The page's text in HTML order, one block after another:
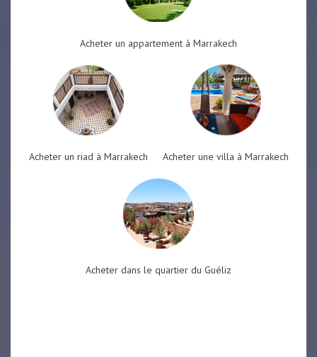
Acheter un appartement à Marrakech
Acheter un riad à Marrakech Acheter une villa à Marrakech
Acheter dans le quartier du Guéliz